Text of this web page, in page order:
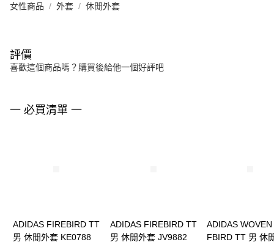
女性商品 外套 休閒外套
評價
喜歡這個商品嗎？購買後給他一個好評吧
一 必買清單 一
ADIDAS FIREBIRD TT
男 休閒外套 KE0788
ADIDAS FIREBIRD TT
男 休閒外套 JV9882
ADIDAS WOVEN
FBIRD TT 男 休